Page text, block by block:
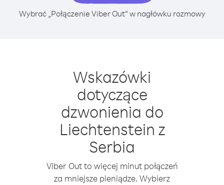
Wybrać „Połączenie Viber Out” w nagłówku rozmowy
Wskazówki
dotyczące
dzwonienia do
Liechtenstein z
Serbia
Viber Out to więcej minut połączeń
za mniejsze pieniądze. Wybierz